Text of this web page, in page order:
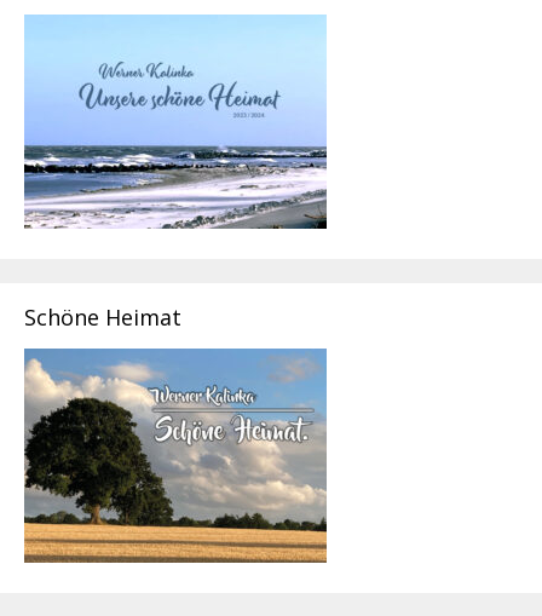
Schöne Heimat